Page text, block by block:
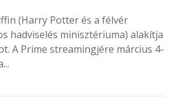
(Harry Potter és a félvér
hadviselés minisztériuma) alakítja
A Prime streamingjére március 4-